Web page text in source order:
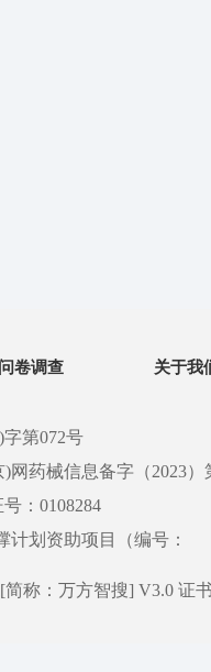
问卷调查 关于我
第072号
药械信息备字（2023）
：0108284
划资助项目（编号：
称：万方智搜] V3.0 证